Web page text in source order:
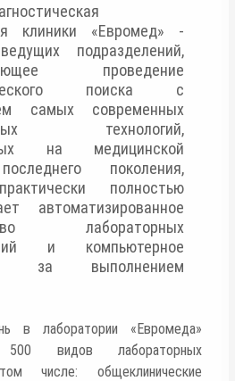
клиники «Евромед» -
подразделений,
проведение
поиска с
самых современных
технологий,
на медицинской
поколения,
полностью
автоматизированное
лабораторных
и компьютерное
за выполнением
в лаборатории «Евромеда»
видов лабораторных
числе: общеклинические